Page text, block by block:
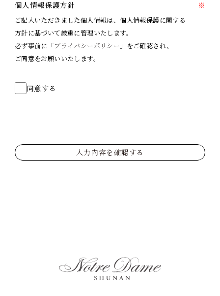
個人情報保護方針 ※
ご記入いただきました個人情報は、個人情報保護に関する
方針に基づいて厳重に管理いたします。
必ず事前に「プライバシーポリシー 」をご確認され、
ご同意をお願いいたします。
同意する
入力内容を確認する